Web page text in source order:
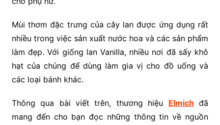
Mùi thơm đặc trưng của cây lan được ứng dụng rất
nhiều trong việc sản xuất nước hoa và các sản phẩm
làm đẹp. Với giống lan Vanilla, nhiều nơi đã sấy khô
hạt của chúng để dùng làm gia vị cho đồ uống và
các loại bánh khác.
Thông qua bài viết trên, thương hiệu Elmich đã
mang đến cho bạn đọc những thông tin về nguồn